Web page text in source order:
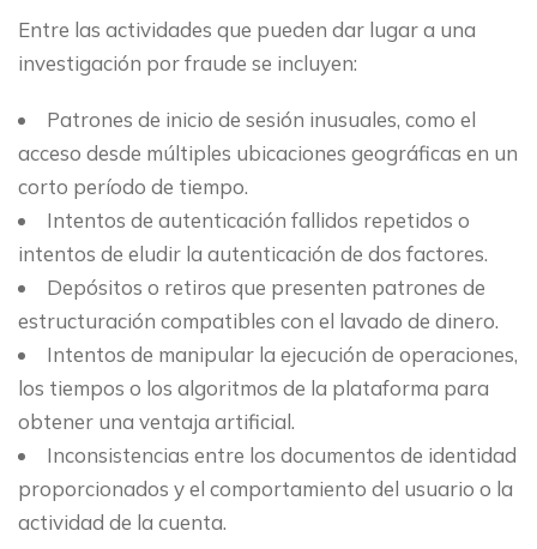
Entre las actividades que pueden dar lugar a una
investigación por fraude se incluyen:
Patrones de inicio de sesión inusuales, como el
acceso desde múltiples ubicaciones geográficas en un
corto período de tiempo.
Intentos de autenticación fallidos repetidos o
intentos de eludir la autenticación de dos factores.
Depósitos o retiros que presenten patrones de
estructuración compatibles con el lavado de dinero.
Intentos de manipular la ejecución de operaciones,
los tiempos o los algoritmos de la plataforma para
obtener una ventaja artificial.
Inconsistencias entre los documentos de identidad
proporcionados y el comportamiento del usuario o la
actividad de la cuenta.